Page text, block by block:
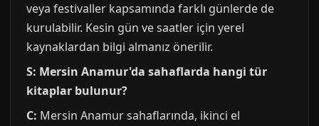
veya festivaller kapsamında farklı günlerde de
kurulabilir. Kesin gün ve saatler için yerel
kaynaklardan bilgi almanız önerilir.
S: Mersin Anamur'da sahaflarda hangi tür
kitaplar bulunur?
C: Mersin Anamur sahaflarında, ikinci el